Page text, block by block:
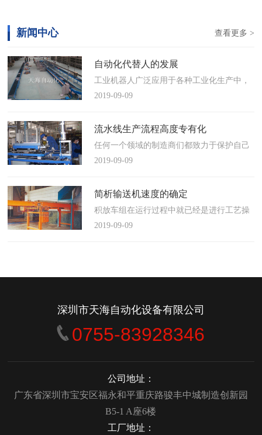
查看更多 >
新闻中心
自动化代替人的发展
工业机器人广泛应用于各种工业化生产中，
慢慢取代工人，做着高强度、重复性、有职
人联合会(IFR)预测，2014年中国将成为全球
最大的工业机器人市场，将占全球总销量
17%。业内把2014年称为“中国工业机器人元
2019-09-09
流水线生产流程高度专有化
任何一个领域的制造商们都致力于保护自己
的自动化流水线生产流程不被外人知晓，即
大多数流程都带有某种专有的性质，并且混
合了不同的方法、技术和操作方式，而这最
终将影响一个制造商进行有效竞争的能力。
2019-09-09
简析输送机速度的确定
积放车组在运行过程中就已经是进行工艺操
作的区段，运行速度是由积放小车组的运行
2019-09-09
深圳市天海自动化设备有限公司
0755-83928346
公司地址：
广东省深圳市宝安区福永和平重庆路骏丰中城制造创新园
B5-1 A座6楼
工厂地址：